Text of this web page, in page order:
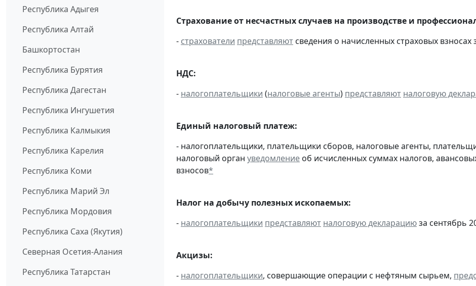
Республика Адыгея
Республика Алтай
Башкортостан
Республика Бурятия
Республика Дагестан
Республика Ингушетия
Республика Калмыкия
Республика Карелия
Республика Коми
Республика Марий Эл
Республика Мордовия
Республика Саха (Якутия)
Северная Осетия-Алания
Республика Татарстан
Страхование от несчастных случаев на производстве и
- страхователи представляют сведения о начисленных страховых взносах
НДС:
- налогоплательщики (налоговые агенты) представляют налоговую
Единый налоговый платеж:
- налогоплательщики, плательщики сборов, налоговые агенты,
налоговый орган уведомление об исчисленных суммах налогов,
взносов*
Налог на добычу полезных ископаемых:
- налогоплательщики представляют налоговую декларациюза сентябрь
Акцизы:
- налогоплательщики, совершающие операции с нефтяным сырьем,